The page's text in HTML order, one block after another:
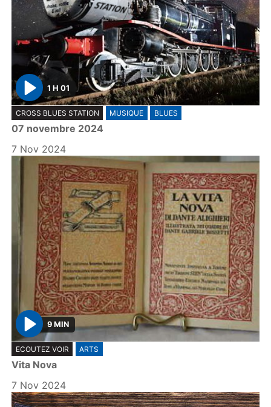
P
l
a
y
1 H 01
CROSS BLUES STATION MUSIQUE BLUES
07 novembre 2024
7 Nov 2024
P
l
a
y
9 MIN
ECOUTEZ VOIR ARTS
Vita Nova
7 Nov 2024